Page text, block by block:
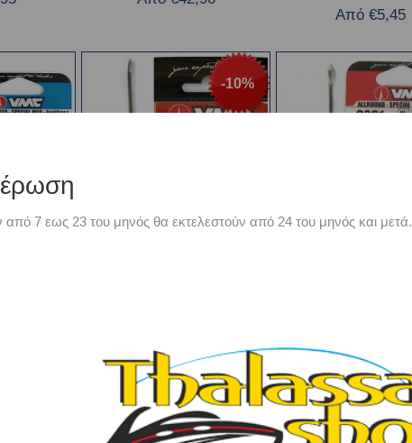
Από €5,45
-10%
από 7 εως 23 του μηνός θα εκτελεστούν από 24 του μηνός και μετά.